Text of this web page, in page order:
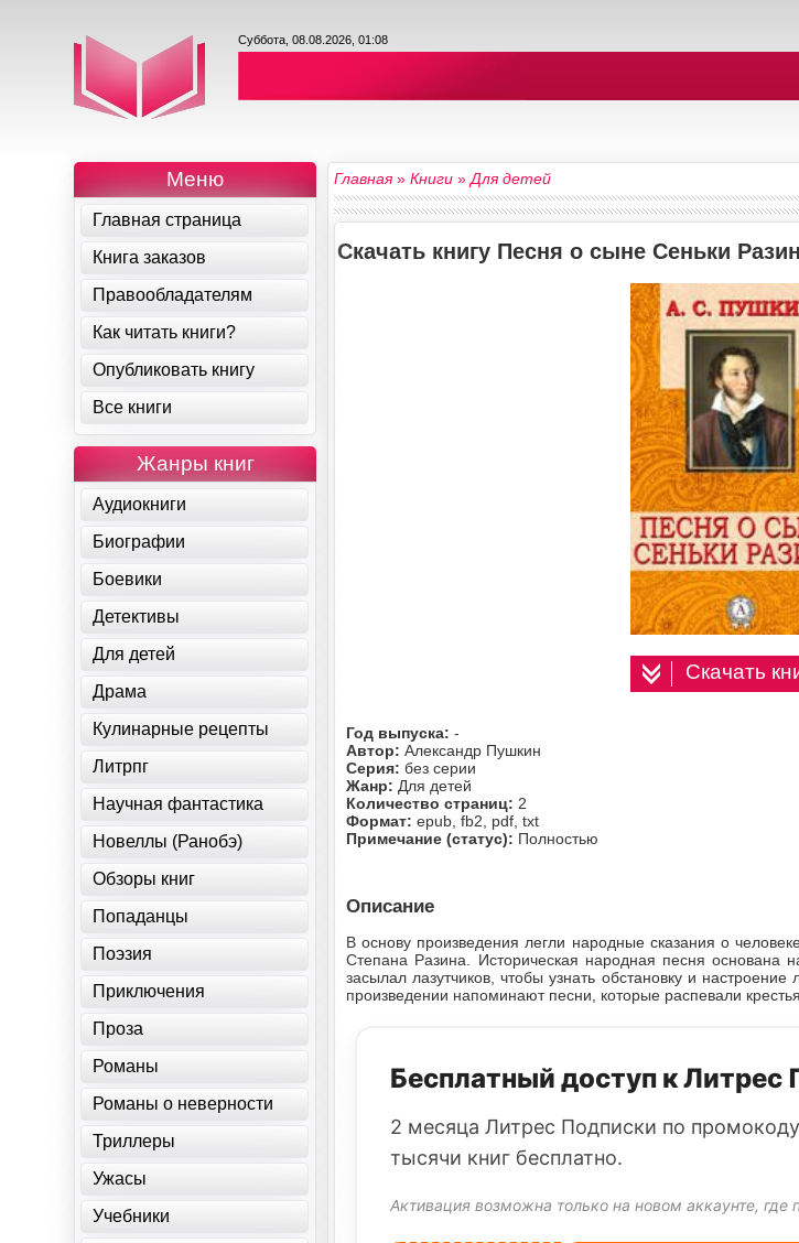
Суббота, 08.08.2026, 01:08
Главная»Книги »Для детей
Скачать книгу Песня о сыне Сеньки
Скачать
Год выпуска:-
Автор:Александр Пушкин
Серия:без серии
Жанр: Для детей
Количество страниц: 2
Формат:epub, fb2, pdf, txt
Примечание (статус): Полностью
Описание
В основу произведения легли народные сказания о
Степана Разина. Историческая народная песня основана
засылал лазутчиков, чтобы узнать обстановку и
произведении напоминают песни, которые распевали
Бесплатный доступ к Литрес
2 месяца Литрес Подписки по
тысячи книг бесплатно.
Активация возможна только на новом аккаунте,
Меню
Главная страница
Книга заказов
Правообладателям
Как читать книги?
Опубликовать книгу
Все книги
Жанры книг
Аудиокниги
Биографии
Боевики
Детективы
Для детей
Драма
Кулинарные рецепты
Литрпг
Научная фантастика
Новеллы (Ранобэ)
Обзоры книг
Попаданцы
Поэзия
Приключения
Проза
Романы
Романы о неверности
Триллеры
Ужасы
Учебники